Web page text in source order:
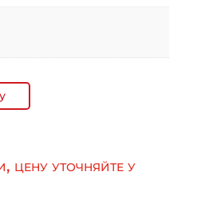
цену уточняйте у